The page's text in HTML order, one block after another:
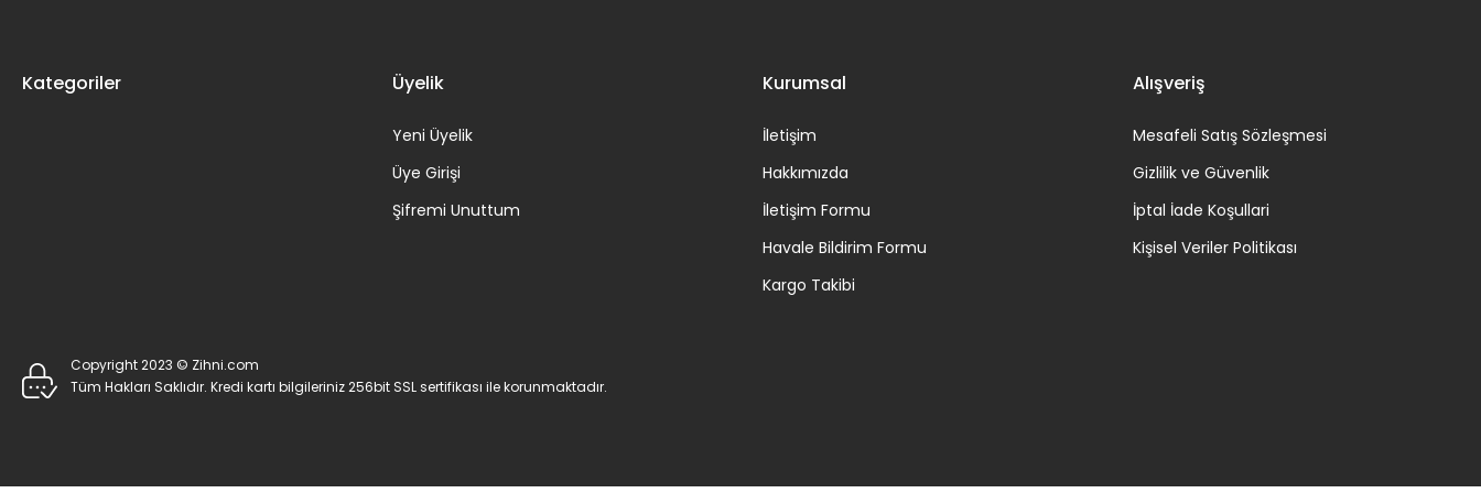
Kategoriler Üyelik
Yeni Üyelik
Üye Girişi
Şifremi Unuttum
Kurumsal
İletişim
Hakkımızda
İletişim Formu
Havale Bildirim Formu
Kargo Takibi
Alışveriş
Mesafeli Satış Sözleşmesi
Gizlilik ve Güvenlik
İptal İade Koşullari
Kişisel Veriler Politikası
Copyright 2023 © Zihni.com
Tüm Hakları Saklıdır. Kredi kartı bilgileriniz 256bit SSL sertifikası ile korunmaktadır.